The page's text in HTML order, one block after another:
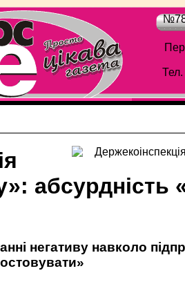
абсурдність
негативу навколо